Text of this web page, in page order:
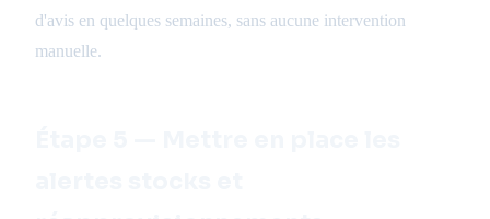
d'avis en quelques semaines, sans aucune intervention
manuelle.